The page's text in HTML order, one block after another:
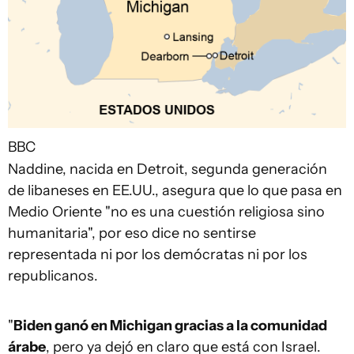
BBC
Naddine, nacida en Detroit, segunda generación
de libaneses en EE.UU., asegura que lo que pasa en
Medio Oriente "no es una cuestión religiosa sino
humanitaria", por eso dice no sentirse
representada ni por los demócratas ni por los
republicanos.
"Biden ganó en Michigan gracias a la comunidad
árabe, pero ya dejó en claro que está con Israel.